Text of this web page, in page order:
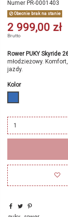
Numer PR-0001403
Obecnie brak na stanie
2 999,00 zł
Brutto
Rower PUKY Skyride
młodzieżowy.
jazdy.
Kolor